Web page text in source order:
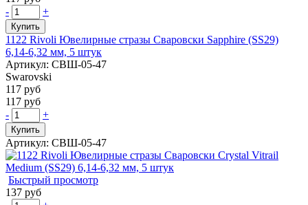
-
+
Купить
1122 Rivoli Ювелирные стразы Сваровски Sapphire (SS29)
6,14-6,32 мм, 5 штук
Артикул: СВШ-05-47
Swarovski
117 руб
117 руб
-
+
Купить
Артикул: СВШ-05-47
Быстрый просмотр
137 руб